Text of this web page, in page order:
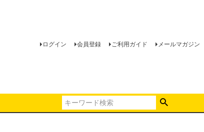
ログイン 会員登録 ご利用ガイド メールマガジン